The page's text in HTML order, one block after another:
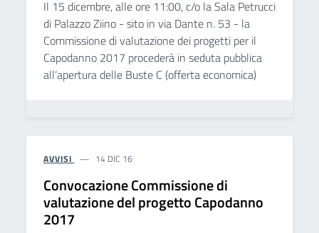
Il 15 dicembre, alle ore 11:00, c/o la Sala Petrucci
di Palazzo Ziino - sito in via Dante n. 53 - la
Commissione di valutazione dei progetti per il
Capodanno 2017 procederà in seduta pubblica
all’apertura delle Buste C (offerta economica)
AVVISI 14 DIC 16
Convocazione Commissione di
valutazione del progetto Capodanno
2017